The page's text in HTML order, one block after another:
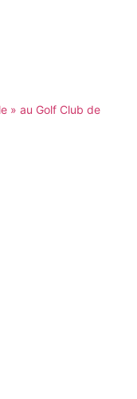
» au Golf Club de